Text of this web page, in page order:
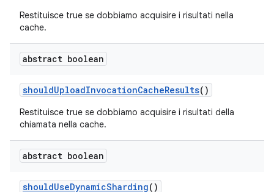
Restituisce true se dobbiamo acquisire i risultati nella
cache.
abstract boolean
shouldUploadInvocationCacheResults()
Restituisce true se dobbiamo acquisire i risultati della
chiamata nella cache.
abstract boolean
shouldUseDynamicSharding()